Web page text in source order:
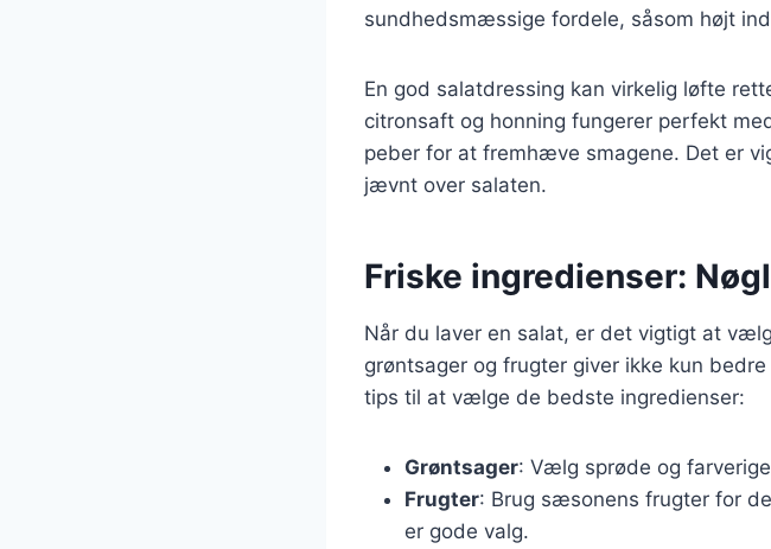
sundhedsmæssige fordele, såsom højt
En god salatdressing kan virkelig løfte
citronsaft og honning fungerer perfekt
peber for at fremhæve smagene. Det er
jævnt over salaten.
Friske ingredienser:
Når du laver en salat, er det vigtigt at
grøntsager og frugter giver ikke kun
tips til at vælge de bedste ingredienser:
Grøntsager: Vælg sprøde og
Frugter: Brug sæsonens frugter for
er gode valg.